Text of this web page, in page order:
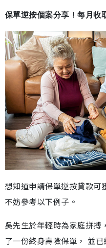
保單逆按個案分享！每月收
想知道申請保單逆按貸款可
不妨參考以下例子。
吳先生於年輕時為家庭拼搏
了一份終身壽險保單， 並已